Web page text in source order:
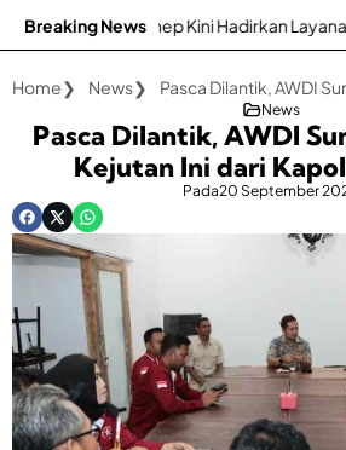
Breaking News
Layanan Poli Urologi Bagi Peserta
Home News
News
Pasca Dilantik, AWDI
Kejutan Ini dari
Pada20 September